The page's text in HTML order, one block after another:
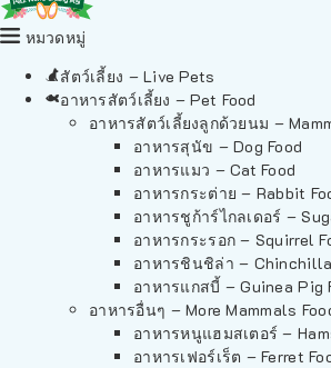
หมวดหมู่
สัตว์เลี้ยง – Live Pets
อาหารสัตว์เลี้ยง – Pet Food
อาหารสัตว์เลี้ยงลูกด้วยนม –
อาหารสุนัข – Dog Food
อาหารแมว – Cat Food
อาหารกระต่าย – Rabbit
อาหารชูก้าร์ไกลเดอร์ –
อาหารกระรอก – Squirrel
อาหารชินชิล่า – Chinchilla
อาหารแกสบี้ – Guinea Pig
อาหารอื่นๆ – More Mammals
อาหารหนูแฮมสเตอร์ –
อาหารเฟอร์เร็ต – Ferret